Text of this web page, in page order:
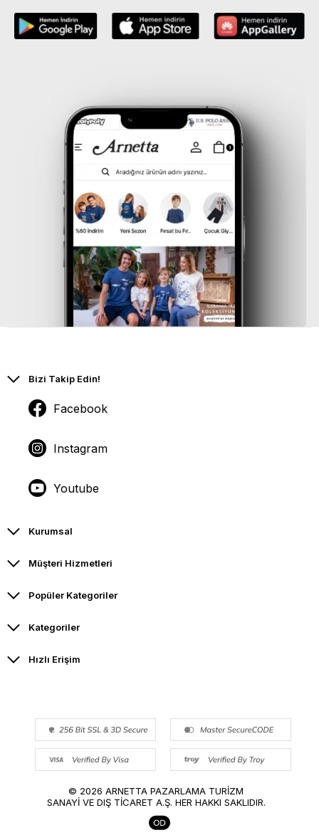
Bizi Takip Edin!
Facebook
Instagram
Youtube
Kurumsal
Müşteri Hizmetleri
Popüler Kategoriler
Kategoriler
Hızlı Erişim
© 2026 ARNETTA PAZARLAMA TURİZM
SANAYİ VE DIŞ TİCARET A.Ş. HER HAKKI SAKLIDIR.